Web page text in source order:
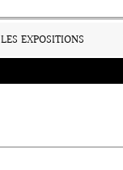
LES EXPOSITIONS